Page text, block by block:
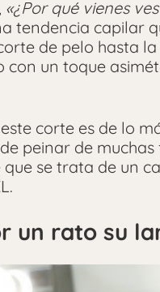
«¿Por qué vienes
tendencia capilar
de pelo hasta
un toque
corte es de lo
peinar de
se trata de un
un rato su